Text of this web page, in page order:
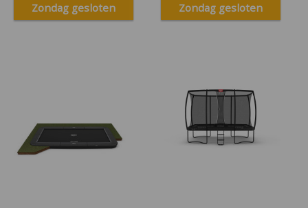
Zondag gesloten Zondag gesloten